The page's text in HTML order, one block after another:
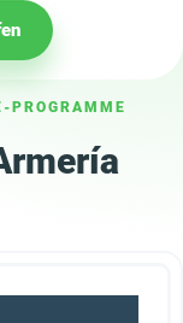
PROGRAMME